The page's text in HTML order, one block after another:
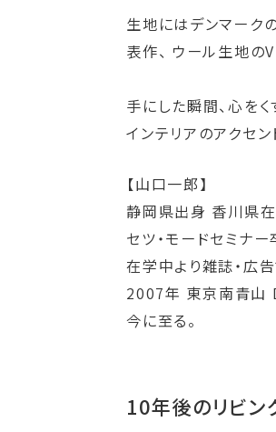
生地にはデンマーク
表作、 ウール生地の
手にした瞬間、心を
インテリアのアクセン
【山口一郎】
静岡県出身 香川県
セツ・モードセミナー
在学中より雑誌・広
2007年 東京南青山
今に至る。
10年後のリビン